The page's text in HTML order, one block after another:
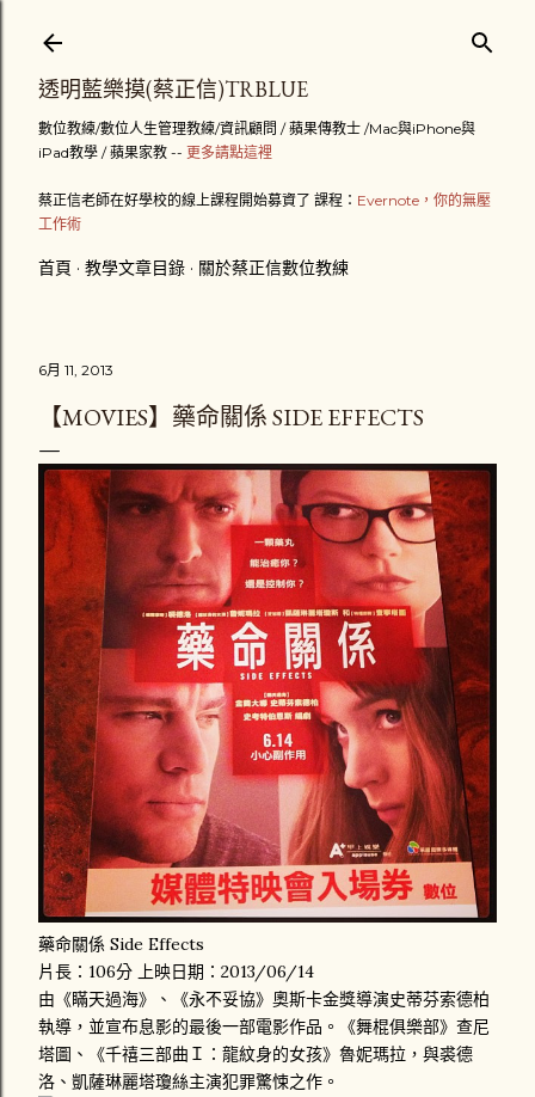
透明藍樂摸(蔡正信)TRBLUE
數位教練/數位人生管理教練/資訊顧問 / 蘋果傳教士 /Mac與iPhone與
iPad教學 / 蘋果家教 -- 更多請點這裡
蔡正信老師在好學校的線上課程開始募資了 課程： Evernote，你的無壓
工作術
首頁 教學文章目錄 關於蔡正信數位教練
6月 11, 2013
【MOVIES】藥命關係 SIDE EFFECTS
藥命關係 Side Effects
片長：106分 上映日期：2013/06/14
由《瞞天過海》、《永不妥協》奧斯卡金獎導演史蒂芬索德柏
執導，並宣布息影的最後一部電影作品。《舞棍俱樂部》查尼
塔圖、《千禧三部曲Ｉ：龍紋身的女孩》魯妮瑪拉，與裘德
洛、凱薩琳麗塔瓊絲主演犯罪驚悚之作。